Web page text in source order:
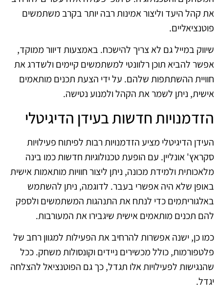
את קהל היעד וליצור אמינות רבה יותר בקרב משתמשים
פוטנציאליים.
שיווק במייל גם לא צריך להישכח. באמצעות דיוור ממוקד,
אפשר להביא תוכן רלוונטי למשתמשים קיימים ולשדרג את
חוויית ההשתתפות שלהם. על ידי הצעת תכנים מותאמים
אישית, ניתן לשמר את הקהל ולמנוע נטישה.
הזדמנויות חדשות בעידן הדיגיטלי
העידן הדיגיטלי מציע הזדמנויות רבות לפיתוח פעילויות
סקראץ' אונליין. עם הופעת טכנולוגיות חדשות כמו בינה
מלאכותית ולמידת מכונה, ניתן ליצור חוויות מותאמות אישית
באופן שלא היה אפשרי בעבר. לדוגמה, ניתן להשתמש
באלגוריתמים כדי לנתח את התנהגות המשתמשים ולספק
להם תכנים מותאמים אישית שיגבירו את המעורבות.
כמו כן, ישנה אפשרות להרחיב את הפעילות למגוון רחב של
פלטפורמות, כולל מכשירים ניידים וקונסולות משחק. ככל
שהנגישות לפעילויות אלו תגדל, כך גם הפוטנציאל להצלחה
יגדל.